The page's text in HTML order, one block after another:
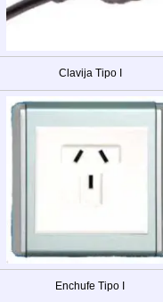
Clavija Tipo I
Enchufe Tipo I